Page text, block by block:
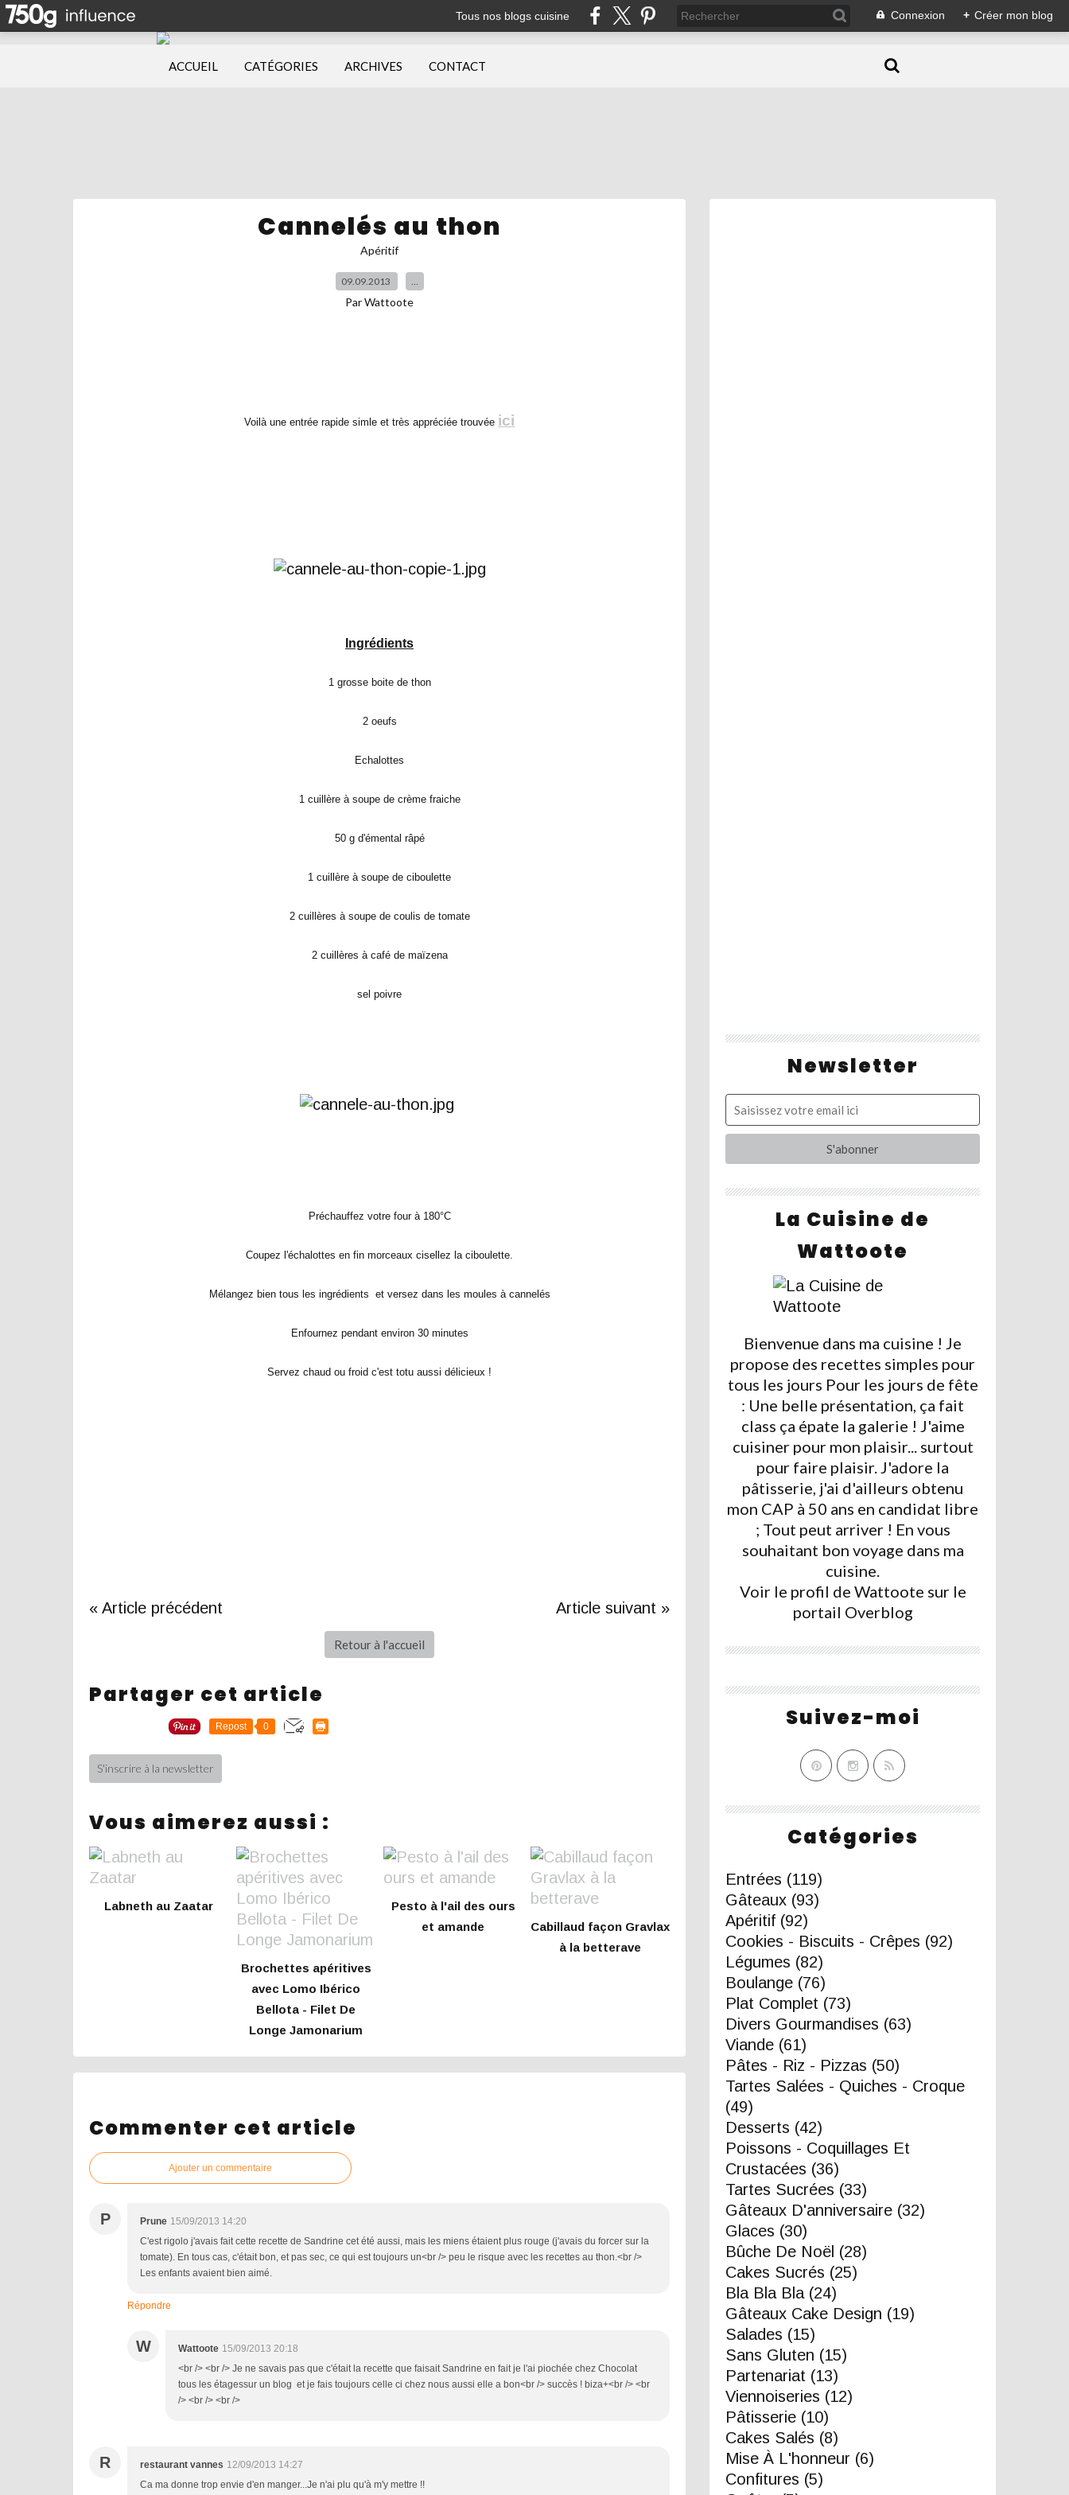
Tous nos blogs cuisine Connexion + Créer mon blog
ACCUEIL CATÉGORIES ARCHIVES CONTACT
Cannelés au thon
Apéritif
09.09.2013 …
Par Wattoote
Voilà une entrée rapide simle et très appréciée trouvée ici
Ingrédients
1 grosse boite de thon
2 oeufs
Echalottes
1 cuillère à soupe de crème fraiche
50 g d'émental râpé
1 cuillère à soupe de ciboulette
2 cuillères à soupe de coulis de tomate
2 cuillères à café de maïzena
sel poivre
Préchauffez votre four à 180°C
Coupez l'échalottes en fin morceaux cisellez la ciboulette.
Mélangez bien tous les ingrédients et versez dans les moules à cannelés
Enfournez pendant environ 30 minutes
Servez chaud ou froid c'est totu aussi délicieux !
« Article précédent Article suivant »
Retour à l'accueil
Partager cet article
Repost 0
S'inscrire à la newsletter
Vous aimerez aussi :
Labneth au Zaatar
Brochettes apéritives
avec Lomo Ibérico
Bellota - Filet De
Longe Jamonarium
Pesto à l'ail des ours
et amande
Cabillaud façon Gravlax
à la betterave
Commenter cet article
Ajouter un commentaire
P Prune 15/09/2013 14:20
C'est rigolo j'avais fait cette recette de Sandrine cet été aussi, mais les miens étaient plus rouge (j'avais du forcer sur la
tomate). En tous cas, c'était bon, et pas sec, ce qui est toujours un<br /> peu le risque avec les recettes au thon.<br />
Les enfants avaient bien aimé.
Répondre
W Wattoote 15/09/2013 20:18
<br /> <br /> Je ne savais pas que c'était la recette que faisait Sandrine en fait je l'ai piochée chez Chocolat
tous les étagessur un blog et je fais toujours celle ci chez nous aussi elle a bon<br /> succès ! biza+<br /> <br
/> <br /> <br />
R restaurant vannes 12/09/2013 14:27
Ca ma donne trop envie d'en manger...Je n'ai plu qu'à m'y mettre !!
Newsletter
Catégories
Entrées (119)
Gâteaux (93)
Apéritif (92)
Cookies - Biscuits - Crêpes (92)
Légumes (82)
Boulange (76)
Plat Complet (73)
Divers Gourmandises (63)
Viande (61)
Pâtes - Riz - Pizzas (50)
Tartes Salées - Quiches - Croque
(49)
Desserts (42)
Poissons - Coquillages Et
Crustacées (36)
Tartes Sucrées (33)
Gâteaux D'anniversaire (32)
Glaces (30)
Bûche De Noël (28)
Cakes Sucrés (25)
Bla Bla Bla(24)
Gâteaux Cake Design (19)
Salades (15)
Sans Gluten (15)
Partenariat (13)
Viennoiseries (12)
Pâtisserie (10)
Cakes Salés (8)
Mise À L'honneur (6)
Confitures (5)
La Cuisine de
Wattoote
Bienvenue dans ma cuisine ! Je
propose des recettes simples pour
tous les jours Pour les jours de fête
: Une belle présentation, ça fait
class ça épate la galerie ! J'aime
cuisiner pour mon plaisir... surtout
pour faire plaisir. J'adore la
pâtisserie, j'ai d'ailleurs obtenu
mon CAP à 50 ans en candidat libre
; Tout peut arriver ! En vous
souhaitant bon voyage dans ma
cuisine.
Voir le profil de Wattoote sur le
portail Overblog
Suivez-moi